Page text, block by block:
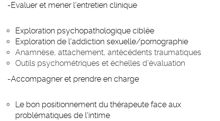
-Evaluer et mener l'entretien clinique
Exploration psychopathologique ciblée
Exploration de l'addiction sexuelle/pornographie
Anamnèse, attachement, antécédents traumatiques
Outils psychométriques et échelles d'évaluation
-Accompagner et prendre en charge
Le bon positionnement du thérapeute face aux
problématiques de l'intime